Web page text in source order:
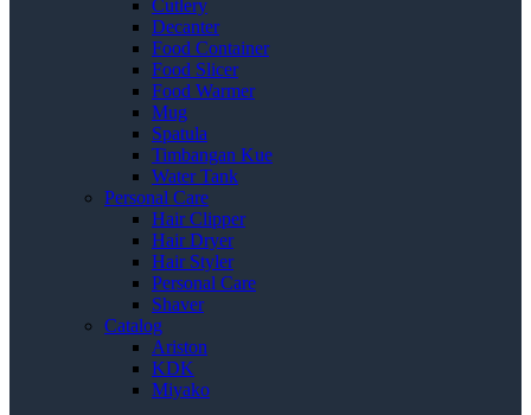
Cutlery
Decanter
Food Container
Food Slicer
Food Warmer
Mug
Spatula
Timbangan Kue
Water Tank
Personal Care
Hair Clipper
Hair Dryer
Hair Styler
Personal Care
Shaver
Catalog
Ariston
KDK
Miyako